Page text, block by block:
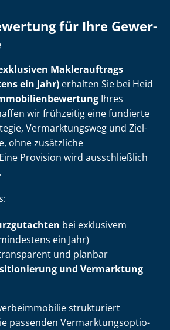
für Ihre Ge­wer­
Maklerauftrags
ein Jahr) erhalten Sie bei Heid
Ihres
wir frühzeitig eine fundierte
Vermarktungsweg und Ziel­
ohne zusätzliche
Provision wird ausschließlich
bei exklusivem
ein Jahr)
und planbar
und Vermarktung
strukturiert
passenden Ver­mark­tungs­op­tio­